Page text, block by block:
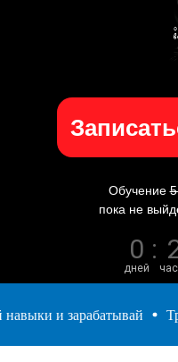
0
дней
:
Обучение
пока не
и зарабатывай